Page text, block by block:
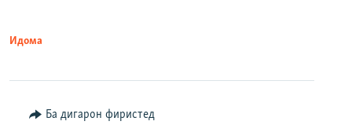
Идома
Ба дигарон фиристед